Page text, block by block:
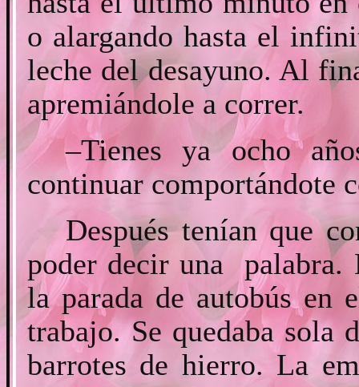
o alargando hasta el
leche del desayuno. Al
apremiándole a correr.
–Tienes ya ocho
continuar comportándote
Después tenían que
poder decir una palabra.
la parada de autobús en
trabajo. Se quedaba sola
barrotes de hierro. La